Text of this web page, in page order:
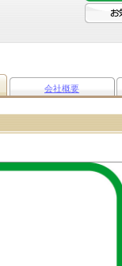
会社概要